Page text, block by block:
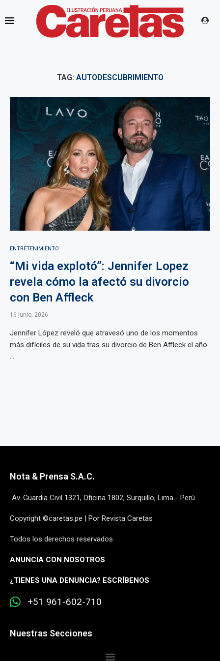
TAG: AUTODESCUBRIMIENTO
ENTRETENIMIENTO
“Mi vida explotó”: Jennifer Lopez
revela cómo la afectó su divorcio
con Ben Affleck
16 junio, 2026
Jennifer López reveló que atravesó uno de los momentos
más difíciles de su vida tras su divorcio de Ben Affleck el año
...
Nota & Prensa S.A.C.
Av. Guardia Civil 1321, Oficina 1802, Surquillo, Lima - Perú
Copyright ©caretas.pe | Por Revista Caretas
Todos los derechos reservados
ANUNCIA CON NOSOTROS
¿TIENES UNA DENUNCIA? ESCRÍBENOS
+51 961-602-710
Nuestras Secciones